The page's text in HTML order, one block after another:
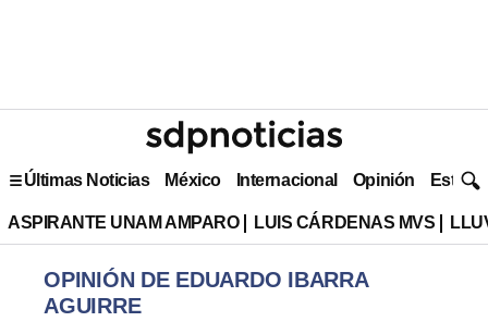
Últimas Noticias México Internacional Opinión Estilo
ASPIRANTE UNAM AMPARO LUIS CÁRDENAS MVS
OPINIÓN DE EDUARDO IBARRA
AGUIRRE